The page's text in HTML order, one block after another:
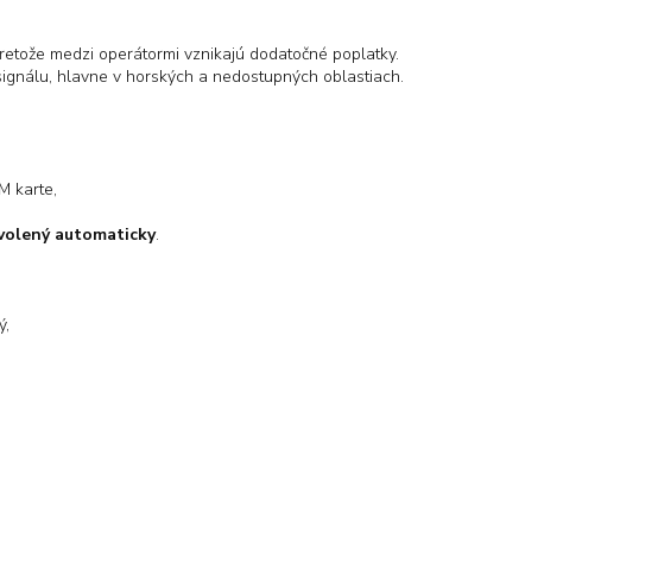
medzi operátormi vznikajú dodatočné poplatky.
hlavne v horských a nedostupných oblastiach.
karte,
automaticky.